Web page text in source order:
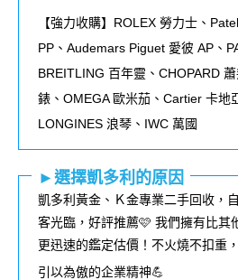
【強力收購】ROLEX 勞力士、
PP 、 Audemars Piguet 愛彼 AP 、
BREITLING 百年靈、 CHOPARD 蕭
錶、 OMEGA歐米茄、 Cartier 卡地
LONGINES 浪琴、 IWC 萬國
►選擇凱多利的原因
凱多利黃金、Ｋ金專業二手回收，
客光臨，好評推薦🩷 我們擁有比其
更迅速的鑑定估價！不火燒不扣重
引以為傲的企業精神💪